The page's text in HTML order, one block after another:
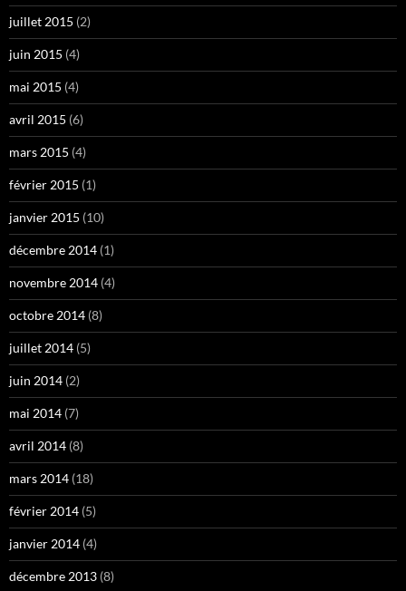
juillet 2015 (2)
juin 2015 (4)
mai 2015 (4)
avril 2015 (6)
mars 2015 (4)
février 2015 (1)
janvier 2015 (10)
décembre 2014 (1)
novembre 2014 (4)
octobre 2014 (8)
juillet 2014 (5)
juin 2014 (2)
mai 2014 (7)
avril 2014 (8)
mars 2014 (18)
février 2014 (5)
janvier 2014 (4)
décembre 2013 (8)